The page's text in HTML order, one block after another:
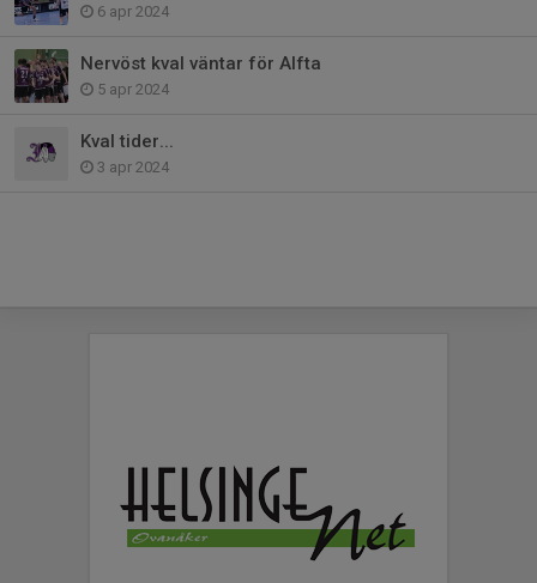
6 apr 2024
Nervöst kval väntar för Alfta
5 apr 2024
Kval tider...
3 apr 2024